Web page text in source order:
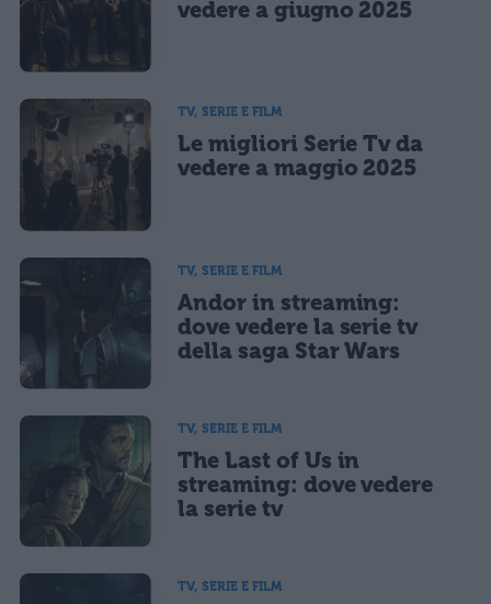
CONFERMA E PUBBLICAvedere a giugno 2025
TV, SERIE E FILM
Le migliori Serie Tv da
vedere a maggio 2025
TV, SERIE E FILM
Andor in streaming:
dove vedere la serie tv
della saga Star Wars
TV, SERIE E FILM
The Last of Us in
streaming: dove vedere
la serie tv
TV, SERIE E FILM